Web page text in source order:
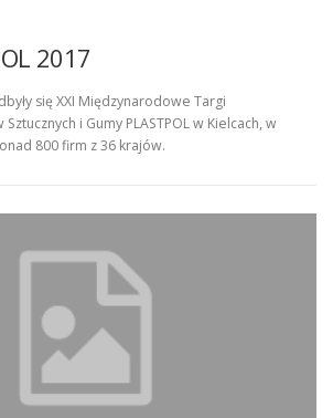
2017
się XXI Międzynarodowe Targi
i Gumy PLASTPOL w Kielcach, w
800 firm z 36 krajów.